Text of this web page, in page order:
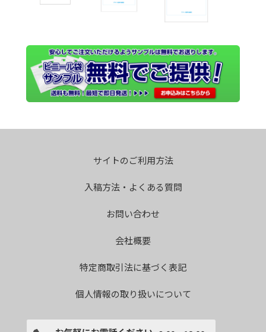
サイトのご利用方法
入稿方法・よくある質問
お問い合わせ
会社概要
特定商取引法に基づく表記
個人情報の取り扱いについて